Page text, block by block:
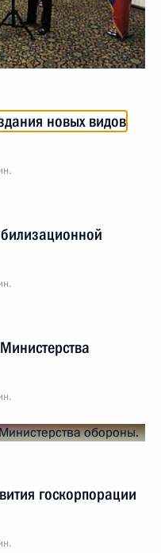
новых видов
госкорпорации